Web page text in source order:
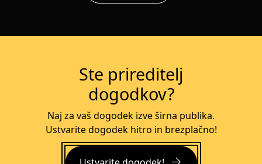
Ste prireditelj
dogodkov?
Naj za vaš dogodek izve širna publika.
Ustvarite dogodek hitro in brezplačno!